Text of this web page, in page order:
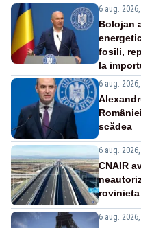
6 aug.
Bolojan
fosili,
la
6 aug.
scădea
6 aug.
CNAIR
rovinieta
6 aug.